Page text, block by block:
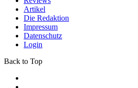
Artikel
Die Redaktion
Impressum
Datenschutz
Login
Back to Top